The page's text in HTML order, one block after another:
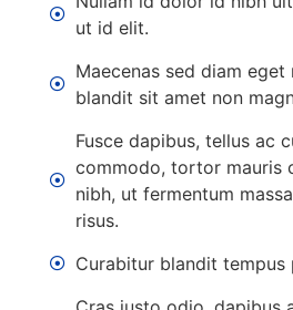
ut id elit.
Maecenas sed diam eget
blandit sit amet non
Fusce dapibus, tellus ac
commodo, tortor mauris
nibh, ut fermentum
risus.
Curabitur blandit